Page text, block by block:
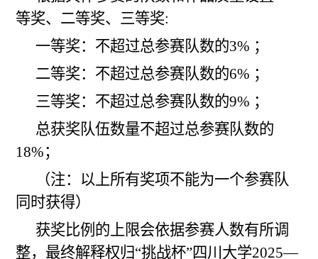
等奖、二等奖、三等奖:
一等奖：不超过总参赛队数的3% ；
二等奖：不超过总参赛队数的6% ；
三等奖：不超过总参赛队数的9% ；
总获奖队伍数量不超过总参赛队数的
18%；
（注：以上所有奖项不能为一个参赛队
同时获得）
获奖比例的上限会依据参赛人数有所调
整，最终解释权归“挑战杯”四川大学2025—